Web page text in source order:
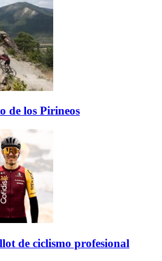
de los Pirineos
de ciclismo profesional